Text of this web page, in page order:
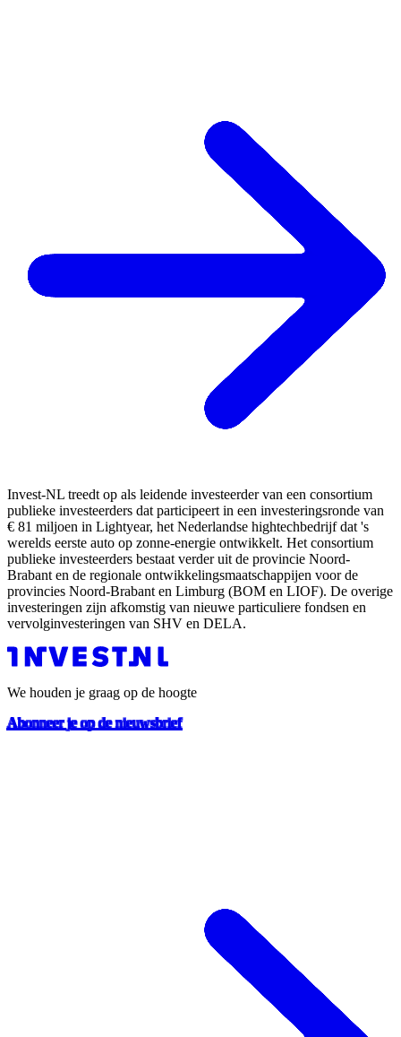
Invest-NL treedt op als leidende investeerder van een consortium
publieke investeerders dat participeert in een investeringsronde van
€ 81 miljoen in Lightyear, het Nederlandse hightechbedrijf dat 's
werelds eerste auto op zonne-energie ontwikkelt. Het consortium
publieke investeerders bestaat verder uit de provincie Noord-
Brabant en de regionale ontwikkelingsmaatschappijen voor de
provincies Noord-Brabant en Limburg (BOM en LIOF). De overige
investeringen zijn afkomstig van nieuwe particuliere fondsen en
vervolginvesteringen van SHV en DELA.
We houden je graag op de hoogte
Abonneer je op de nieuwsbrief